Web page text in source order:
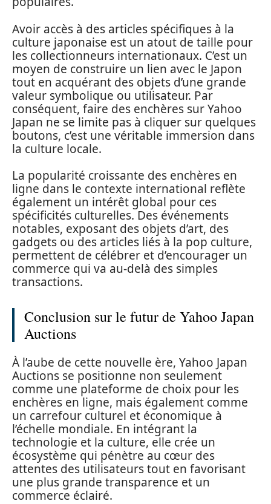
Avoir accès à des articles spécifiques à la
culture japonaise est un atout de taille pour
les collectionneurs internationaux. C’est un
moyen de construire un lien avec le Japon
tout en acquérant des objets d’une grande
valeur symbolique ou utilisateur. Par
conséquent, faire des enchères sur Yahoo
Japan ne se limite pas à cliquer sur quelques
boutons, c’est une véritable immersion dans
la culture locale.
La popularité croissante des enchères en
ligne dans le contexte international reflète
également un intérêt global pour ces
spécificités culturelles. Des événements
notables, exposant des objets d’art, des
gadgets ou des articles liés à la pop culture,
permettent de célébrer et d’encourager un
commerce qui va au-delà des simples
transactions.
Conclusion sur le futur de Yahoo Japan
Auctions
À l’aube de cette nouvelle ère, Yahoo Japan
Auctions se positionne non seulement
comme une plateforme de choix pour les
enchères en ligne, mais également comme
un carrefour culturel et économique à
l’échelle mondiale. En intégrant la
technologie et la culture, elle crée un
écosystème qui pénètre au cœur des
attentes des utilisateurs tout en favorisant
une plus grande transparence et un
commerce éclairé.